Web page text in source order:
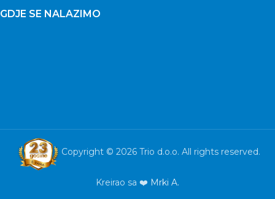
GDJE SE NALAZIMO
Copyright © 2026 Trio d.o.o. All rights reserved.
Kreirao sa ❤️ Mrki A.